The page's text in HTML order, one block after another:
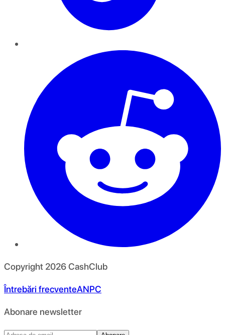
Copyright 2026CashClub
Întrebări frecventeANPC
Abonare newsletter